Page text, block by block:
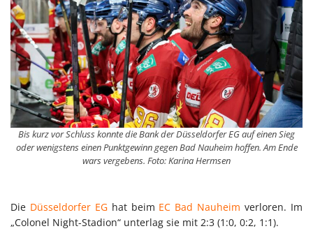
Bis kurz vor Schluss konnte die Bank der Düsseldorfer EG auf einen Sieg
oder wenigstens einen Punktgewinn gegen Bad Nauheim hoffen. Am Ende
wars vergebens. Foto: Karina Hermsen
Die Düsseldorfer EGhat beim EC Bad Nauheim verloren. Im
„Colonel Night-Stadion“ unterlag sie mit 2:3 (1:0, 0:2, 1:1).